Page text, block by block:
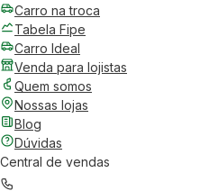
Carro na troca
Tabela Fipe
Carro Ideal
Venda para lojistas
Quem somos
Nossas lojas
Blog
Dúvidas
Central de vendas